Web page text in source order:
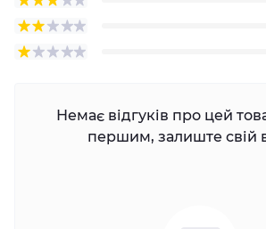
Немає відгуків про цей
першим, залиште свій